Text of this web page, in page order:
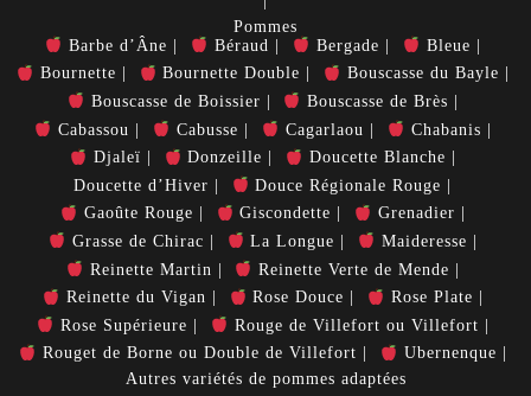
Pommes
Barbe d’Âne
Béraud Bergade
Bleue
Bournette
Bournette Double
Bouscasse du Bayle
Bouscasse de Boissier
Bouscasse de Brès
Cabassou
Cabusse Cagarlaou
Chabanis
Djaleï
Donzeille
Doucette Blanche
Doucette d’Hiver
Douce Régionale Rouge
Gaoûte Rouge
Giscondette
Grenadier
Grasse de Chirac
La Longue
Maideresse
Reinette Martin
Reinette Verte de Mende
Reinette du Vigan
Rose Douce
Rose Plate
Rose Supérieure
Rouge de Villefort ou Villefort
Rouget de Borne ou Double de Villefort
Ubernenque
Autres variétés de pommes adaptées